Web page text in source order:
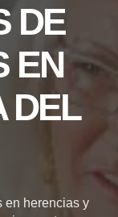
DE
EN
DEL
en herencias y